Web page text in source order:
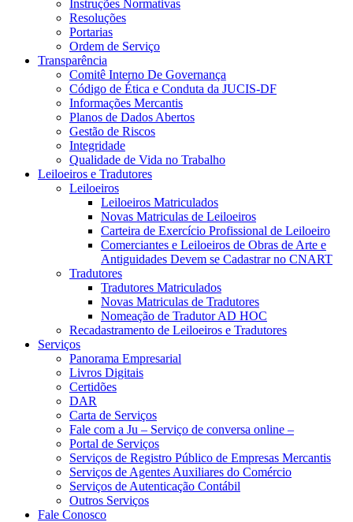
Instruções Normativas
Resoluções
Portarias
Ordem de Serviço
Transparência
Comitê Interno De Governança
Código de Ética e Conduta da JUCIS-DF
Informações Mercantis
Planos de Dados Abertos
Gestão de Riscos
Integridade
Qualidade de Vida no Trabalho
Leiloeiros e Tradutores
Leiloeiros
Leiloeiros Matriculados
Novas Matriculas de Leiloeiros
Carteira de Exercício Profissional de Leiloeiro
Comerciantes e Leiloeiros de Obras de Arte e
Antiguidades Devem se Cadastrar no CNART
Tradutores
Tradutores Matriculados
Novas Matriculas de Tradutores
Nomeação de Tradutor AD HOC
Recadastramento de Leiloeiros e Tradutores
Serviços
Panorama Empresarial
Livros Digitais
Certidões
DAR
Carta de Serviços
Fale com a Ju – Serviço de conversa online –
Portal de Serviços
Serviços de Registro Público de Empresas Mercantis
Serviços de Agentes Auxiliares do Comércio
Serviços de Autenticação Contábil
Outros Serviços
Fale Conosco